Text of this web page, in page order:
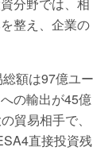
整え、企業の
額は97億ユー
の輸出が45億
貿易相手で、
直接投資残